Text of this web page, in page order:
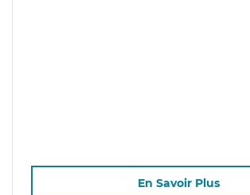
En Savoir Plus